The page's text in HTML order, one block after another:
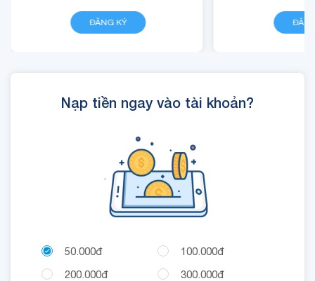
ĐĂNG KÝ
Nạp tiền ngay vào tài khoản?
.
50.000đ
100.000đ
200.000đ
300.000đ